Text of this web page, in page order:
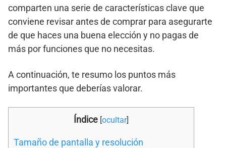
comparten una serie de características clave que
conviene revisar antes de comprar para asegurarte
de que haces una buena elección y no pagas de
más por funciones que no necesitas.
A continuación, te resumo los puntos más
importantes que deberías valorar.
Índice [ocultar]
Tamaño de pantalla y resolución